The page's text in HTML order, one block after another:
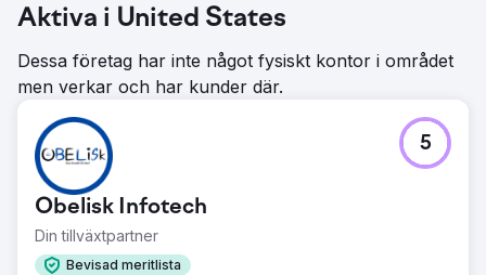
Aktiva i United States
Dessa företag har inte något fysiskt kontor i området
men verkar och har kunder där.
Obelisk Infotech
Din tillväxtpartner
Bevisad meritlista
5